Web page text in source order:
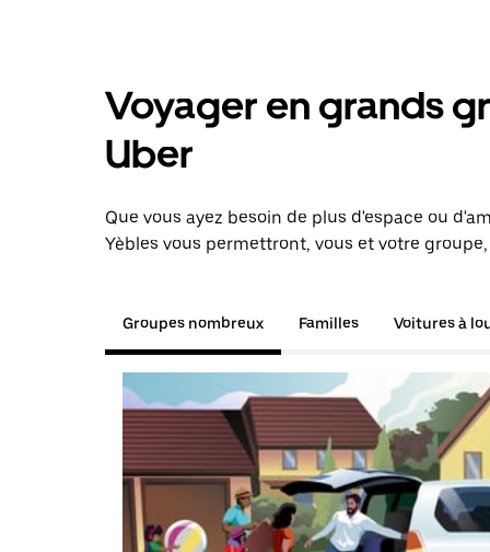
Voyager en grands
Uber
Que vous ayez besoin de plus d'espace ou
Yèbles vous permettront, vous et votre
Groupes nombreux Familles Voitures à